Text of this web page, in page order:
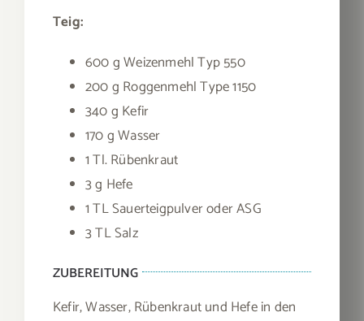
Teig:
600 g Weizenmehl Typ 550
200 g Roggenmehl Type 1150
340 g Kefir
170 g Wasser
1 Tl. Rübenkraut
3 g Hefe
1 TL Sauerteigpulver oder ASG
3 TL Salz
ZUBEREITUNG
Kefir, Wasser, Rübenkraut und Hefe in den